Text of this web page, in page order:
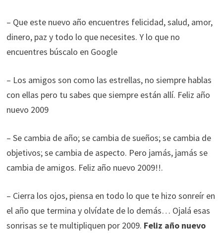
– Que este nuevo año encuentres felicidad, salud, amor,
dinero, paz y todo lo que necesites. Y lo que no
encuentres búscalo en Google
– Los amigos son como las estrellas, no siempre hablas
con ellas pero tu sabes que siempre están allí. Feliz año
nuevo 2009
– Se cambia de año; se cambia de sueños; se cambia de
objetivos; se cambia de aspecto. Pero jamás, jamás se
cambia de amigos. Feliz año nuevo 2009!!.
– Cierra los ojos, piensa en todo lo que te hizo sonreír en
el año que termina y olvídate de lo demás… Ojalá esas
sonrisas se te multipliquen por 2009. Feliz año nuevo